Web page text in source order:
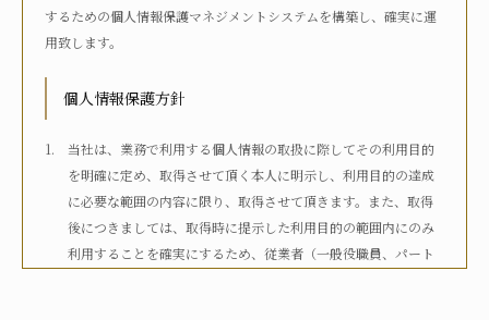
介護度
自立
要支援1
要介護2
要介護3
介護認定
認定済み
申請中 区分変更中 不明
するための個人情報保護マネジメントシステムを構築し、確実に運
用致します。
個人情報保護方針
当社は、業務で利用する個人情報の取扱に際してその利用目的
を明確に定め、取得させて頂く本人に明示し、利用目的の達成
に必要な範囲の内容に限り、取得させて頂きます。また、取得
後につきましては、取得時に提示した利用目的の範囲内にのみ
利用することを確実にするため、従業者（一般役職員、パート